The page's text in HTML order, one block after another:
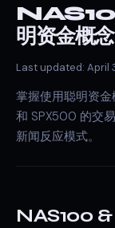
NAS100
明资金
Last updated: April
掌握使用聪明资
和 SPX500 的交
新闻反应模式。
NAS100 &